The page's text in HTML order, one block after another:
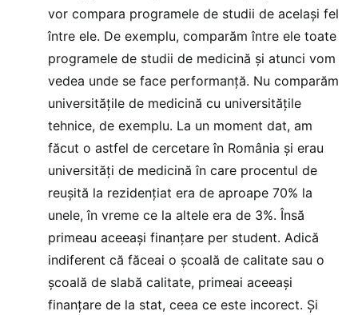
vor compara programele de studii de același fel
între ele. De exemplu, comparăm între ele toate
programele de studii de medicină și atunci vom
vedea unde se face performanță. Nu comparăm
universitățile de medicină cu universitățile
tehnice, de exemplu. La un moment dat, am
făcut o astfel de cercetare în România și erau
universități de medicină în care procentul de
reușită la rezidențiat era de aproape 70% la
unele, în vreme ce la altele era de 3%. Însă
primeau aceeași finanțare per student. Adică
indiferent că făceai o școală de calitate sau o
școală de slabă calitate, primeai aceeași
finanțare de la stat, ceea ce este incorect. Și